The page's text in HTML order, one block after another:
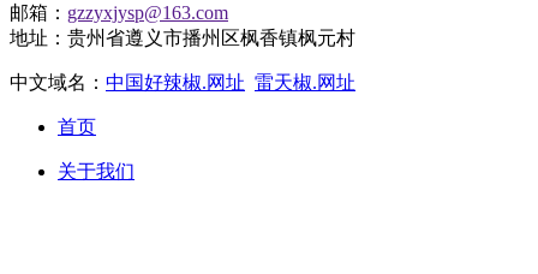
邮箱： gzzyxjysp@163.com
地址：贵州省遵义市播州区枫香镇枫元村
中文域名： 中国好辣椒.网址 雷天椒.网址
首页
关于我们